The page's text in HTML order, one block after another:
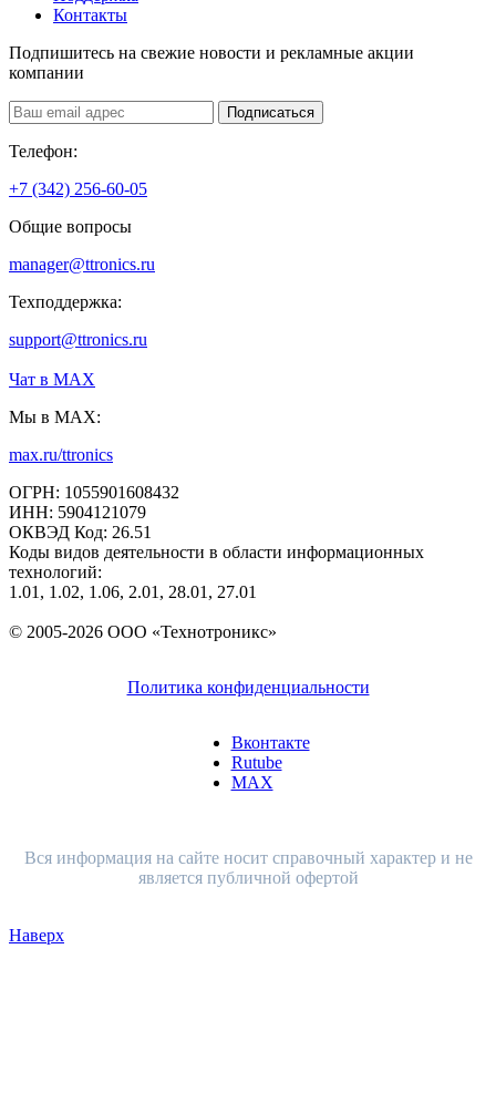
Контакты
Подпишитесь на свежие новости и рекламные акции
компании
Подписаться
Телефон:
+7 (342) 256-60-05
Общие вопросы
manager@ttronics.ru
Техподдержка:
support@ttronics.ru
Чат в МАХ
Мы в MAX:
max.ru/ttronics
ОГРН: 1055901608432
ИНН: 5904121079
ОКВЭД Код: 26.51
Коды видов деятельности в области информационных
технологий:
1.01, 1.02, 1.06, 2.01, 28.01, 27.01
© 2005-2026 ООО «Технотроникс»
Политика конфиденциальности
Вконтакте
Rutube
MAX
Вся информация на сайте носит справочный характер и не
является публичной офертой
Наверх